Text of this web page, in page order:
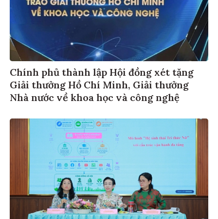
Chính phủ thành lập Hội đồng xét tặng
Giải thưởng Hồ Chí Minh, Giải thưởng
Nhà nước về khoa học và công nghệ